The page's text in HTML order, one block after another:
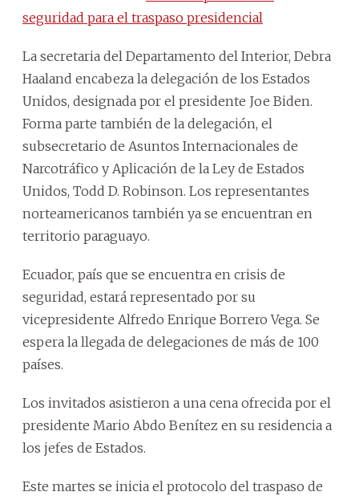
seguridad para el traspaso presidencial
La secretaria del Departamento del Interior, Debra
Haaland encabeza la delegación de los Estados
Unidos, designada por el presidente Joe Biden.
Forma parte también de la delegación, el
subsecretario de Asuntos Internacionales de
Narcotráfico y Aplicación de la Ley de Estados
Unidos, Todd D. Robinson. Los representantes
norteamericanos también ya se encuentran en
territorio paraguayo.
Ecuador, país que se encuentra en crisis de
seguridad, estará representado por su
vicepresidente Alfredo Enrique Borrero Vega. Se
espera la llegada de delegaciones de más de 100
países.
Los invitados asistieron a una cena ofrecida por el
presidente Mario Abdo Benítez en su residencia a
los jefes de Estados.
Este martes se inicia el protocolo del traspaso de